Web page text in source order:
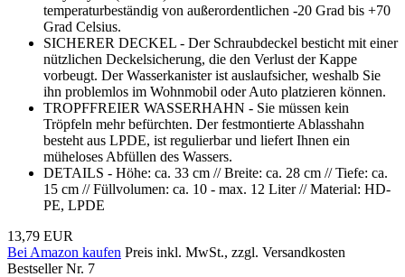
temperaturbeständig von außerordentlichen -20 Grad bis +70
Grad Celsius.
SICHERER DECKEL - Der Schraubdeckel besticht mit einer
nützlichen Deckelsicherung, die den Verlust der Kappe
vorbeugt. Der Wasserkanister ist auslaufsicher, weshalb Sie
ihn problemlos im Wohnmobil oder Auto platzieren können.
TROPFFREIER WASSERHAHN - Sie müssen kein
Tröpfeln mehr befürchten. Der festmontierte Ablasshahn
besteht aus LPDE, ist regulierbar und liefert Ihnen ein
müheloses Abfüllen des Wassers.
DETAILS - Höhe: ca. 33 cm // Breite: ca. 28 cm // Tiefe: ca.
15 cm // Füllvolumen: ca. 10 - max. 12 Liter // Material: HD-
PE, LPDE
13,79 EUR
Bei Amazon kaufen Preis inkl. MwSt., zzgl. Versandkosten
Bestseller Nr. 7